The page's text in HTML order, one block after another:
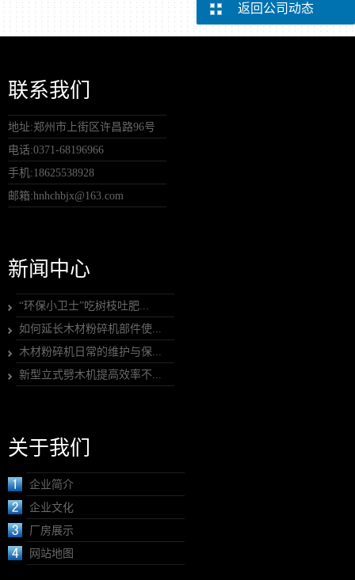
返回公司动态
联系我们
地址:郑州市上街区许昌路96号
电话:0371-68196966
手机:18625538928
邮箱:hnhchbjx@163.com
新闻中心
“环保小卫士”吃树枝吐肥...
如何延长木材粉碎机部件使...
木材粉碎机日常的维护与保...
新型立式劈木机提高效率不...
关于我们
企业简介
企业文化
厂房展示
网站地图